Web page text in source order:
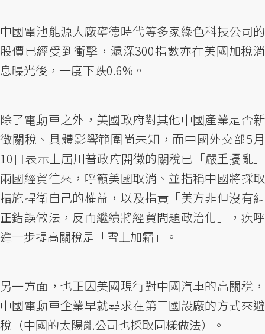
中國電池能源大廠寧德時代等多家綠色科技公司的
股價已經受到衝擊，滬深300指數亦在美國加稅消
息曝光後，一度下跌0.6%。
除了電動車之外，美國政府對其他中國產業是否新
徵關稅、具體影響範圍尚未知，而中國外交部5月
10日表示上屆川普政府開徵的關稅已「嚴重擾亂」
兩國經貿往來，呼籲美國取消、並指稱中國將採取
措施捍衛自己的權益，以及指責「美方非但沒有糾
正錯誤做法，反而繼續將經貿問題政治化」，疾呼
進一步提高關稅是「雪上加霜」。
另一方面，也正因美國現行對中國汽車的高關稅，
中國電動車企業早就尋求在第三國設廠的方式來避
稅（中國的太陽能公司也採取同樣做法）。